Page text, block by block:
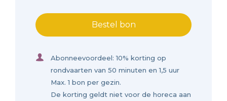
Bestel bon
Abonneevoordeel: 10% korting op
rondvaarten van 50 minuten en 1,5 uur
Max. 1 bon per gezin.
De korting geldt niet voor de horeca aan